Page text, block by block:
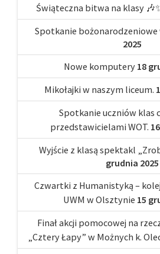
Świąteczna bitwa na klasy
Spotkanie bożonarodzeniowe
2025
Nowe komputery 18
Mikołajki w naszym liceum.
Spotkanie uczniów klas
przedstawicielami WOT.
Wyjście z klasą spektakl
grudnia 2025
Czwartki z Humanistyką –
UWM w Olsztynie 15
Finał akcji pomocowej na
„Cztery Łapy” w Możnych k.